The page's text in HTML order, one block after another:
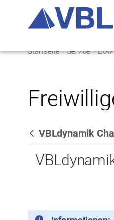
Startseite Service
Zurück
VBLdynamik